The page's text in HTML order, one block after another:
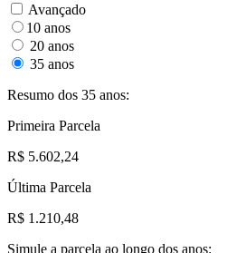
Avançado
10 anos
20 anos
35 anos
Resumo dos 35 anos:
Primeira Parcela
R$ 5.602,24
Última Parcela
R$ 1.210,48
Simule a parcela ao longo dos anos: